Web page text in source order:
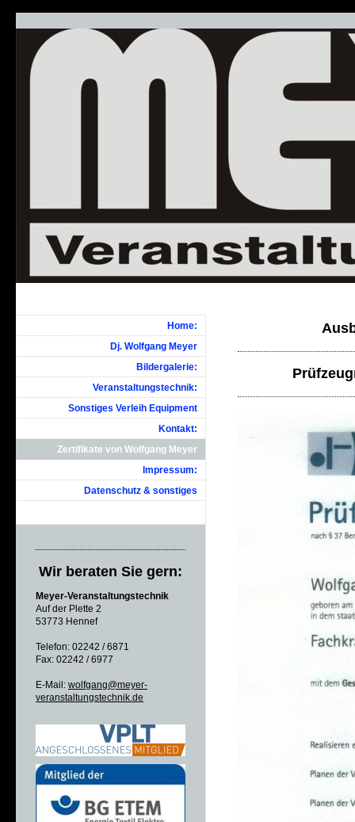
Home:
Dj. Wolfgang Meyer
Bildergalerie:
Veranstaltungstechnik:
Sonstiges Verleih Equipment
Kontakt:
Zertifikate von Wolfgang Meyer
Impressum:
Datenschutz & sonstiges
Wir beraten Sie gern:
Meyer-Veranstaltungstechnik
Auf der Plette 2
53773 Hennef
Telefon: 02242 / 6871
Fax: 02242 / 6977
E-Mail: wolfgang@meyer-
veranstaltungstechnik.de